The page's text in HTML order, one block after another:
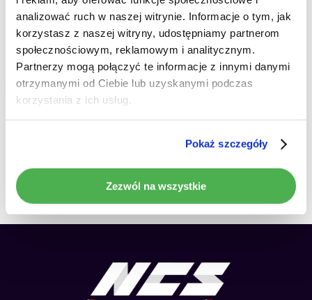
analizować ruch w naszej witrynie. Informacje o tym, jak
korzystasz z naszej witryny, udostępniamy partnerom
społecznościowym, reklamowym i analitycznym.
Partnerzy mogą połączyć te informacje z innymi danymi
otrzymanymi od Ciebie lub uzyskanymi podczas
korzystania z ich usług.
Pokaż szczegóły
Zezwól na wszystkie
Brak produktów w koszyku.
Idź do sklepu
RATY 0%
Dodaj do koszyka
Radio Nawigacja NCS D9
Fiat Ducato 2007-2015
RATY 0%
Dodaj do koszyka
305 Fiat Ducato 2007-2015
Android 2GB 9″